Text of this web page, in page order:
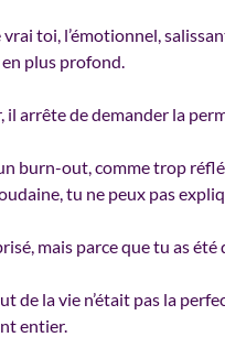
toi, l’émotionnel,
plus profond.
il arrête de demander la
burn-out, comme trop
tu ne peux pas
mais parce que tu as été
de la vie n’était pas la
entier.